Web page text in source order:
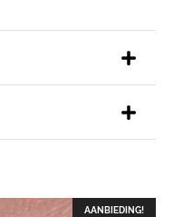
AANBIEDING!